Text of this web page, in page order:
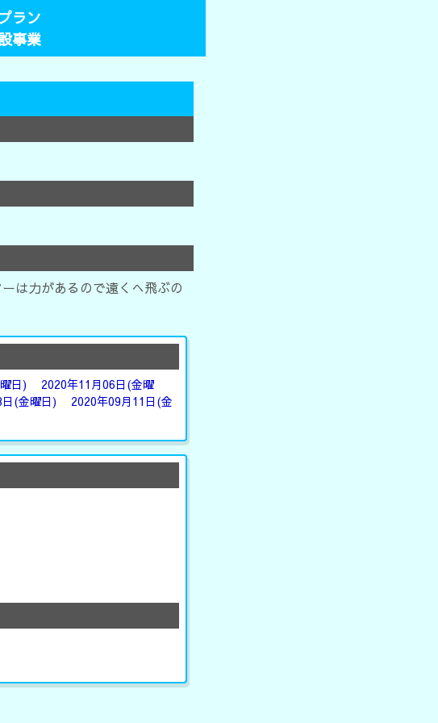
ラン
事業
は力があるので遠くへ飛ぶの
日)
2020年11月06日(金曜
(金曜日)
2020年09月11日(金